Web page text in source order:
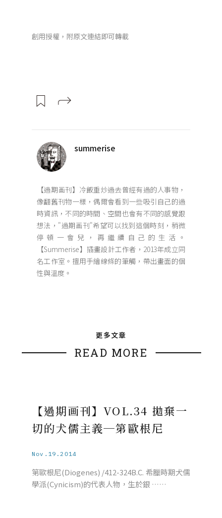
創用授權，附原文連結即可轉載
summerise
【過期画刊】冷飯重炒過去曾經有過的人事物，
像翻舊刊物一樣，偶爾會看到一些吸引自己的過
時資訊，不同的時間、空間也會有不同的感覺跟
想法，"過期画刊"希望可以找到這個時刻，稍微
停頓一會兒，再繼續自己的生活。
【Summerise】插畫設計工作者，2013年成立同
名工作室。擅用手繪線條的筆觸，帶出畫面的個
性與溫度。
更多文章
READ MORE
【過期画刊】VOL.34 拋棄一
切的犬儒主義─第歐根尼
Nov.19.2014
第歐根尼(Diogenes) /412-324B.C. 希臘時期犬儒
學派(Cynicism)的代表人物，生於銀 ……